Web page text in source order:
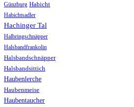
Günzburg Habicht
Habichtsadler
Hachinger Tal
Halbringschnäpper
Halsbandfrankolin
Halsbandschnäpper
Halsbandsittich
Haubenlerche
Haubenmeise
Haubentaucher